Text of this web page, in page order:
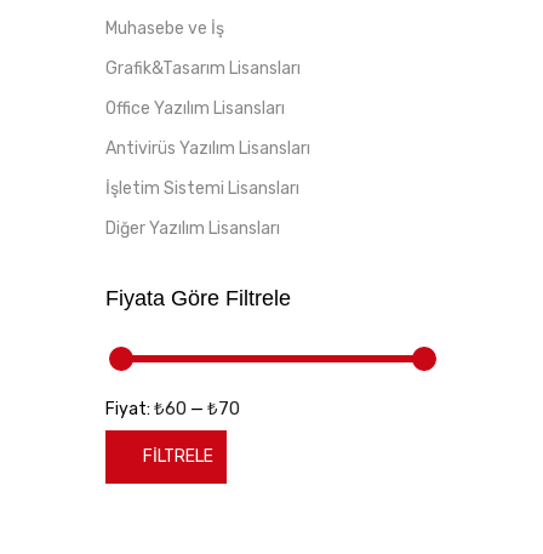
Muhasebe ve İş
Grafik&Tasarım Lisansları
Office Yazılım Lisansları
Antivirüs Yazılım Lisansları
İşletim Sistemi Lisansları
Diğer Yazılım Lisansları
Fiyata Göre Filtrele
FILTRELE
Fiyat: ₺60 — ₺70